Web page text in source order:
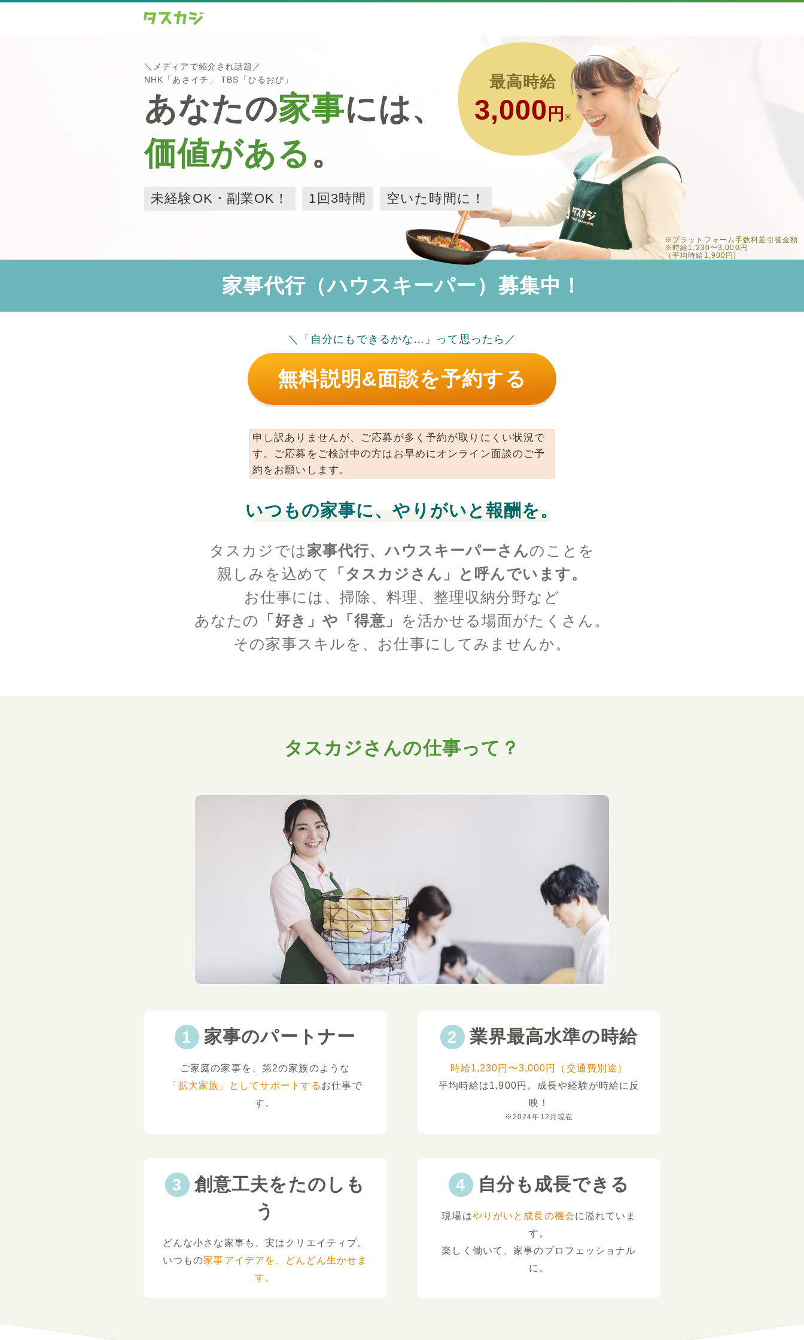
最高時給
3,000 円※
＼メディアで紹介され話題／
NHK「あさイチ」 TBS「ひるおび」
あなたの家事には、
価値がある 。
未経験OK・副業OK！ 1回3時間 空いた時間に！
※プラットフォーム手数料差引後金額
※時給1,230〜3,000円
（平均時給1,900円)
家事代行（ハウスキーパー）募集中！
＼「自分にもできるかな…」って思ったら／
無料説明&面談を予約する
申し訳ありませんが、ご応募が多く予約が取りにくい状況で
す。ご応募をご検討中の方はお早めにオンライン面談のご予
約をお願いします。
いつもの家事に、やりがいと報酬を。
タスカジでは家事代行、ハウスキーパーさんのことを
親しみを込めて
「タスカジさん」と呼んでいます。
お仕事には、掃除、料理、整理収納分野など
あなたの
「好き」や「得意」
を活かせる場面がたくさん。
その家事スキルを、お仕事にしてみませんか。
タスカジさんの仕事って？
家事のパートナー
ご家庭の家事を、第2の家族のような
「拡大家族」としてサポートする お仕事で
す。
業界最高水準の時給
時給1,230円〜3,000円（交通費別途）
平均時給は1,900円。
成長や経験が時給に反
映！
※2024年12月現在
創意工夫をたのしも
う
どんな小さな家事も、実はクリエイティブ。
いつもの家事アイデアを、どんどん生かせま
す。
自分も成長できる
現場はやりがいと成長の機会に溢れていま
す。
楽しく働いて、家事のプロフェッショナル
に。